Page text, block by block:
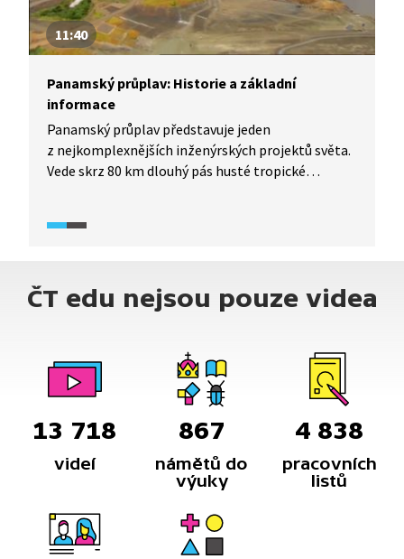
11:40
Panamský průplav: Historie a základní
informace
Panamský průplav představuje jeden
z nejkomplexnějších inženýrských projektů světa.
Vede skrz 80 km dlouhý pás husté tropické
dvoutýdenní cestě kolem jihoamerického
ročně propluje 13 tisíc lodí a zaměstnává na 10
tisíc dělníků a odborníků, kteří zajišťují jeho hladký
plavba průplavem probíhá.
ČT edu nejsou pouze videa
13 718
videí
867
námětů do
výuky
4 838
pracovních
listů